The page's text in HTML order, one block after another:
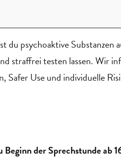
psychoaktive Substanzen
straffrei testen lassen. Wir
Safer Use und individuelle
der Sprechstunde ab